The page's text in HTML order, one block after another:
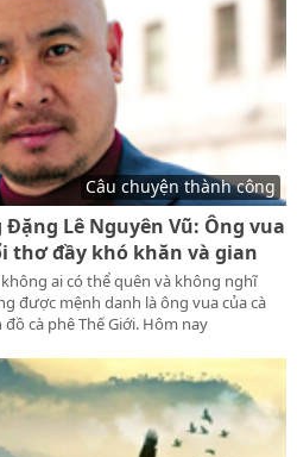
Câu chuyện thành công
Lê Nguyên Vũ: Ông vua
thơ đầy khó khăn và gian
ai có thể quên và không nghĩ
được mệnh danh là ông vua của cà
cà phê Thế Giới. Hôm nay